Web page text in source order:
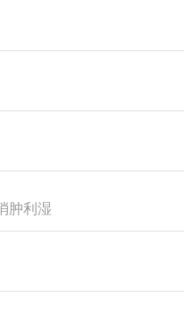
肿利湿